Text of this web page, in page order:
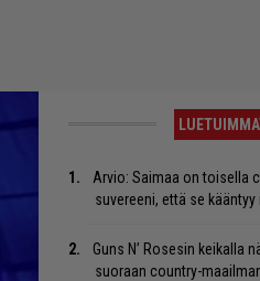
Arvio: Saimaa on toisella
suvereeni, että se
Guns N’ Rosesin keikalla
suoraan country-